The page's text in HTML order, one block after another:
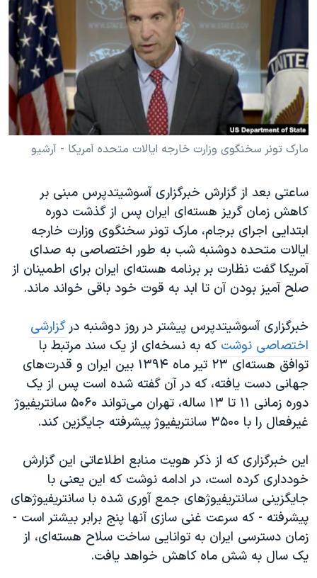
فرهنگ و زندگی
اقتصادی
علم و فناوری
اسرائیل در جنگ
انتخابات ریاست جمهوری آمریکا ۲۰۲۴
حمله جمهوری اسلامی به اسرائیل
رمز مهسا
ورزش زنان در ایران
اعتراضات زن، زندگی، آزادی
تریبونال مردمی آبان ۹۸
دادگاه حمید نوری
چهل سال گروگان‌گیری
قانون شفافیت دارائی کادر رهبری ایران
اعتراضات مردمی آبان ۹۸
اسرائیل در جنگ
نرگس محمدی برنده جایزه نوبل صلح
همایش محافظه‌کاران آمریکا «سی‌پک»
صفحه‌های ویژه
سفر پرزیدنت ترامپ به چین
دنبال کنید
زبانهای مختلف
مارک تونر سخنگوی وزارت خارجه ایالات متحده آمریکا - آرشیو
ساعتی بعد از گزارش خبرگزاری آسوشیتدپرس مبنی بر
کاهش زمان گریز هسته‌ای ایران پس از گذشت دوره
ابتدایی اجرای برجام، مارک تونر سخنگوی وزارت خارجه
ایالات متحده دوشنبه شب به طور اختصاصی به صدای
آمریکا گفت نظارت بر برنامه هسته‌ای ایران برای اطمینان از
صلح آمیز بودن آن تا ابد به قوت خود باقی خواند ماند.
خبرگزاری آسوشیتدپرس پیشتر در روز دوشنبه درگزارشی
اختصاصی نوشت که به نسخه‌ای از یک سند مرتبط با
توافق هسته‌ای ۲۳ تیر ماه ۱۳۹۴ بین ایران و قدرت‌های
جهانی دست یافته، که در آن گفته شده است پس از یک
دوره زمانی ۱۱ تا ۱۳ ساله، تهران می‌تواند ۵۰۶۰ سانتریفیوژ
غیرفعال را با ۳۵۰۰ سانتریفیوژ پیشرفته جایگزین کند.
این خبرگزاری که از ذکر هویت منابع اطلاعاتی این گزارش
خودداری کرده است، در ادامه نوشت که این یعنی با
جایگزینی سانتریفیوژهای جمع آوری شده با سانتریفیوژهای
پیشرفته‌ - که سرعت غنی سازی آنها پنج برابر بیشتر است -
زمان دسترسی ایران به توانایی ساخت سلاح هسته‌ای، از
یک سال به شش ماه کاهش خواهد یافت.